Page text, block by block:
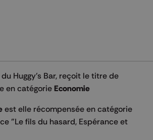
du Huggy's Bar, reçoit le titre de
en catégorie Economie
est elle récompensée en catégorie
"Le fils du hasard, Espérance et